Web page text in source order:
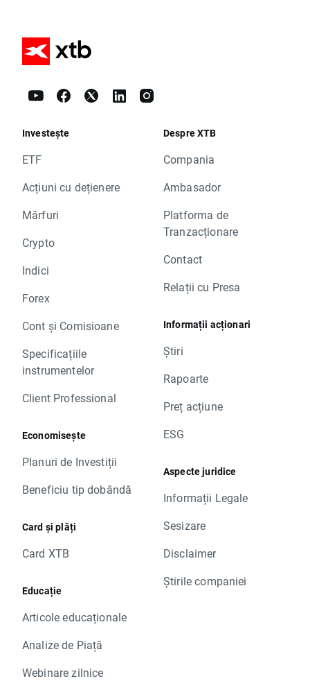
Investește
ETF
Acțiuni cu dețienere
Mărfuri
Crypto
Indici
Forex
Cont și Comisioane
Specificațiile
instrumentelor
Client Professional
Economisește
Planuri de Investiții
Beneficiu tip dobândă
Card și plăți
Card XTB
Educație
Articole educaționale
Analize de Piață
Webinare zilnice
Despre XTB
Compania
Ambasador
Platforma de
Tranzacționare
Contact
Relații cu Presa
Informații acționari
Știri
Rapoarte
Preț acțiune
ESG
Aspecte juridice
Informații Legale
Sesizare
Disclaimer
Știrile companiei